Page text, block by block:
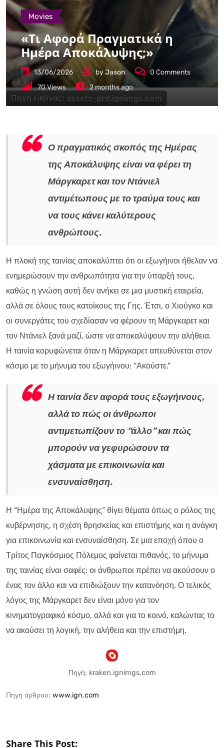
Πηγή εικόνας: assets-prd.ignimgs.com
Movies
«Τι Αφορά Πραγματικά η
Ημέρα Αποκάλυψης;»
13/06/2026 byJason 0 Comments
70Views 2 months ago
Ο πραγματικός σκοπός της Ημέρας
της Αποκάλυψης είναι να φέρει τη
Μάργκαρετ και τον Ντάνιελ
αντιμέτωπους με το τραύμα τους και
να τους κάνει καλύτερους
ανθρώπους.
Η πλοκή της ταινίας αποκαλύπτει ότι οι εξωγήινοι ήθελαν να
ενημερώσουν την ανθρωπότητα για την ύπαρξή τους,
καθώς η γνώση αυτή δεν ανήκει σε μια μυστική εταιρεία,
αλλά σε όλους τους κατοίκους της Γης. Έτσι, ο Χιούγκο και
οι συνεργάτες του σχεδίασαν να φέρουν τη Μάργκαρετ και
τον Ντάνιελ ξανά μαζί, ώστε να αποκαλύψουν την αλήθεια.
Η ταινία κορυφώνεται όταν η Μάργκαρετ απευθύνεται στον
κόσμο με το μήνυμα του εξωγήινου: “Ακούστε.”
Η ταινία δεν αφορά τους εξωγήινους,
αλλά το πώς οι άνθρωποι
αντιμετωπίζουν το “άλλο” και πώς
μπορούν να γεφυρώσουν τα
χάσματα με επικοινωνία και
ενσυναίσθηση.
Η “Ημέρα της Αποκάλυψης” θίγει θέματα όπως ο ρόλος της
κυβέρνησης, η σχέση θρησκείας και επιστήμης και η ανάγκη
για επικοινωνία και ενσυναίσθηση. Σε μια εποχή όπου ο
Τρίτος Παγκόσμιος Πόλεμος φαίνεται πιθανός, το μήνυμα
της ταινίας είναι σαφές: οι άνθρωποι πρέπει να ακούσουν ο
ένας τον άλλο και να επιδιώξουν την κατανόηση. Ο τελικός
λόγος της Μάργκαρετ δεν είναι μόνο για τον
κινηματογραφικό κόσμο, αλλά και για το κοινό, καλώντας το
να ακούσει τη λογική, την αλήθεια και την επιστήμη.
Πηγή: kraken.ignimgs.com
Πηγή άρθρου: www.ign.com
Share This Post: